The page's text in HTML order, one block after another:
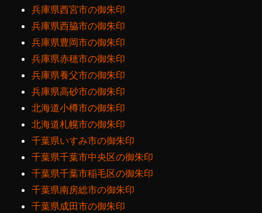
兵庫県西宮市の御朱印
兵庫県西脇市の御朱印
兵庫県豊岡市の御朱印
兵庫県赤穂市の御朱印
兵庫県養父市の御朱印
兵庫県高砂市の御朱印
北海道小樽市の御朱印
北海道札幌市の御朱印
千葉県いすみ市の御朱印
千葉県千葉市中央区の御朱印
千葉県千葉市稲毛区の御朱印
千葉県南房総市の御朱印
千葉県成田市の御朱印